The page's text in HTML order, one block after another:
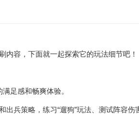
内容，下面就一起探索它的玩法细节吧！
足感和畅爽体验。
兵策略，练习“遛狗”玩法、测试阵容